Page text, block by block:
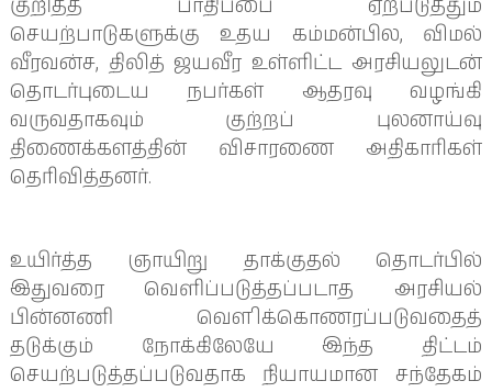
குறித்த பாதிப்பை ஏற்படுத்தும்
செயற்பாடுகளுக்கு உதய கம்மன்பில, விமல்
வீரவன்ச, திலித் ஜயவீர உள்ளிட்ட அரசியலுடன்
தொடர்புடைய நபர்கள் ஆதரவு வழங்கி
வருவதாகவும் குற்றப் புலனாய்வு
திணைக்களத்தின் விசாரணை அதிகாரிகள்
தெரிவித்தனர்.
உயிர்த்த ஞாயிறு தாக்குதல் தொடர்பில்
இதுவரை வெளிப்படுத்தப்படாத அரசியல்
பின்னணி வௌிக்கொணரப்படுவதைத்
தடுக்கும் நோக்கிலேயே இந்த திட்டம்
செயற்படுத்தப்படுவதாக நியாயமான சந்தேகம்